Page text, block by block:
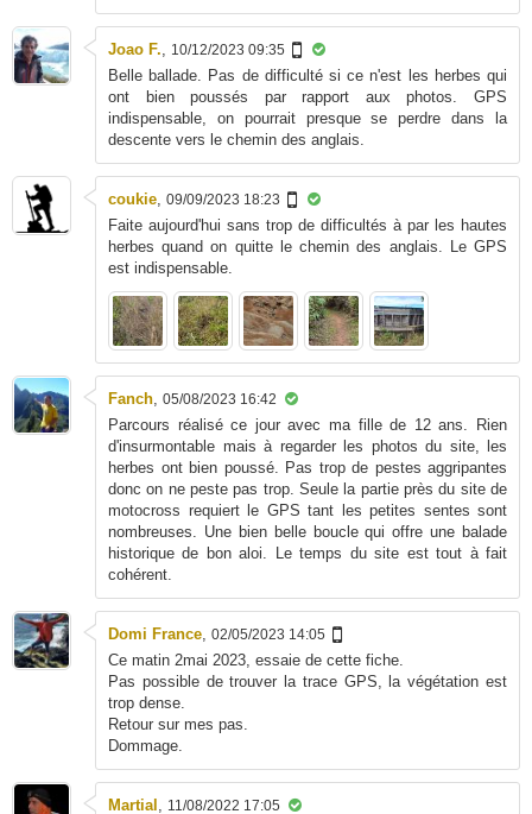
Joao F., 10/12/2023 09:35
Belle ballade. Pas de difficulté si ce n'est les herbes qui
ont bien poussés par rapport aux photos. GPS
indispensable, on pourrait presque se perdre dans la
descente vers le chemin des anglais.
coukie, 09/09/2023 18:23
Faite aujourd'hui sans trop de difficultés à par les hautes
herbes quand on quitte le chemin des anglais. Le GPS
est indispensable.
Fanch, 05/08/2023 16:42
Parcours réalisé ce jour avec ma fille de 12 ans. Rien
d'insurmontable mais à regarder les photos du site, les
herbes ont bien poussé. Pas trop de pestes aggripantes
donc on ne peste pas trop. Seule la partie près du site de
motocross requiert le GPS tant les petites sentes sont
nombreuses. Une bien belle boucle qui offre une balade
historique de bon aloi. Le temps du site est tout à fait
cohérent.
Domi France, 02/05/2023 14:05
Ce matin 2mai 2023, essaie de cette fiche.
Pas possible de trouver la trace GPS, la végétation est
trop dense.
Retour sur mes pas.
Dommage.
Martial , 11/08/2022 17:05